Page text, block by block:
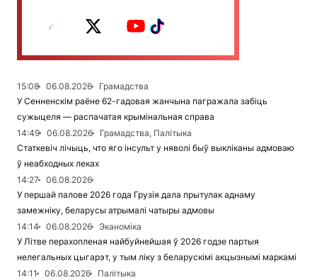
15:08 06.08.2026
Грамадства
У Сенненскім раёне 62-гадовая жанчына пагражала забіць
сужыцеля — распачатая крымінальная справа
14:49
06.08.2026
Грамадства, Палітыка
Статкевіч лічыць, что яго інсульт у няволі быў выкліканы адмоваю
ў неабходных леках
14:27
06.08.2026
У першай палове 2026 года Грузія дала прытулак аднаму
замежніку, беларусы атрымалі чатыры адмовы
14:14
06.08.2026
Эканоміка
У Літве перахопленая найбуйнейшая ў 2026 годзе партыя
нелегальных цыгарэт, у тым ліку з беларускімі акцызнымі маркамі
14:11
06.08.2026
Палітыка